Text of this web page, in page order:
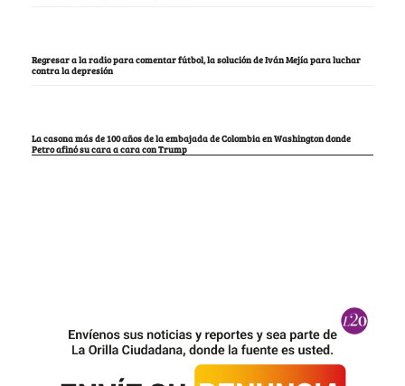
Regresar a la radio para comentar fútbol, la solución de Iván Mejía para luchar
contra la depresión
La casona más de 100 años de la embajada de Colombia en Washington donde
Petro afinó su cara a cara con Trump